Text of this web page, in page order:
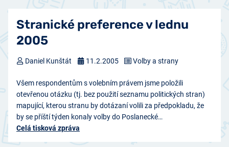
Stranické preference v lednu
2005
Všem respondentům s volebním právem jsme položili
otevřenou otázku (tj. bez použití seznamu politických stran)
mapující, kterou stranu by dotázaní volili za předpokladu, že
by se příští týden konaly volby do Poslanecké…
Celá tisková zpráva
Daniel Kunštát 11.2.2005 Volby a strany